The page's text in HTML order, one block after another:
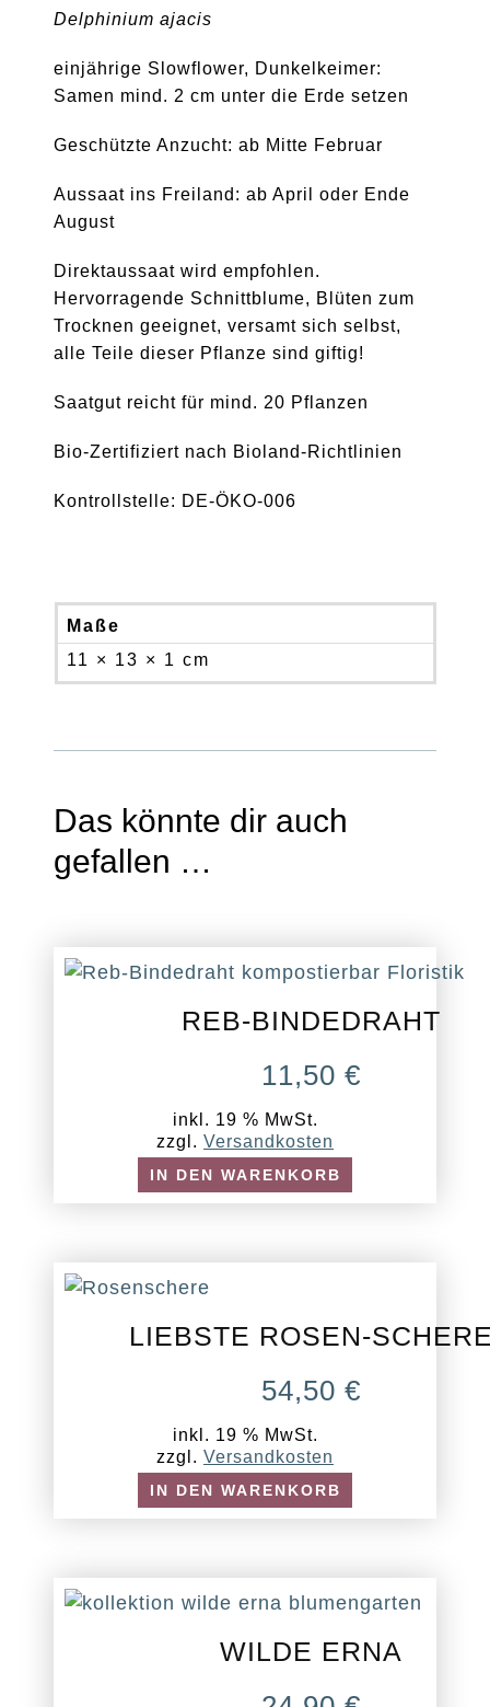
Delphinium ajacis
einjährige Slowflower, Dunkelkeimer:
Samen mind. 2 cm unter die Erde setzen
Geschützte Anzucht: ab Mitte Februar
Aussaat ins Freiland: ab April oder Ende
August
Direktaussaat wird empfohlen.
Hervorragende Schnittblume, Blüten zum
Trocknen geeignet, versamt sich selbst,
alle Teile dieser Pflanze sind giftig!
Saatgut reicht für mind. 20 Pflanzen
Bio-Zertifiziert nach Bioland-Richtlinien
Kontrollstelle: DE-ÖKO-006
Maße
11 × 13 × 1 cm
Das könnte dir auch
gefallen …
REB-BINDEDRAHT
11,50 €
inkl. 19 % MwSt.
zzgl. Versandkosten
IN DEN WARENKORB
LIEBSTE ROSEN-
54,50 €
inkl. 19 % MwSt.
zzgl. Versandkosten
IN DEN WARENKORB
WILDE ERNA